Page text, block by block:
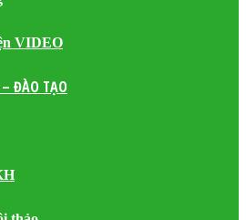
VIDEO
ĐÀO TẠO